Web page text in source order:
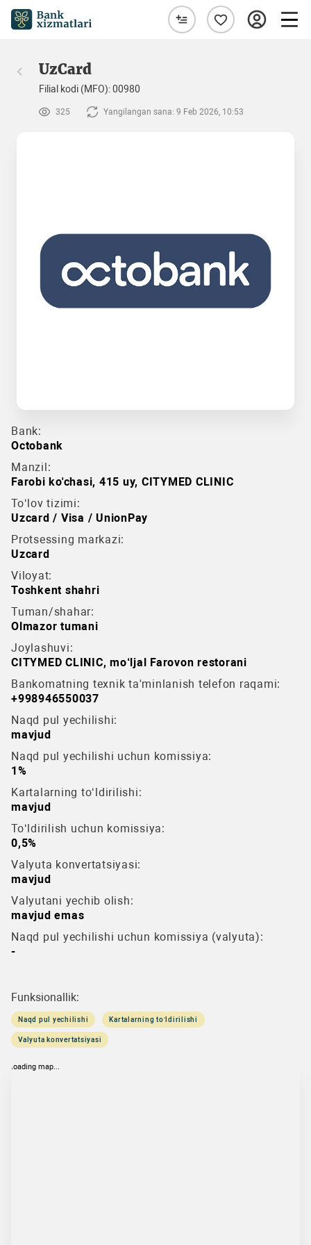
UzCard
Filial kodi (MFO): 00980
325 Yangilangan sana: 9 Feb 2026, 10:53
Bank:
Octobank
Manzil:
Farobi ko'chasi, 415 uy, CITYMED CLINIC
To‘lov tizimi:
Uzcard / Visa / UnionPay
Protsessing markazi:
Uzcard
Viloyat:
Toshkent shahri
Tuman/shahar:
Olmazor tumani
Joylashuvi:
CITYMED CLINIC, mo‘ljal Farovon restorani
Bankomatning texnik ta'minlanish telefon raqami:
+998946550037
Naqd pul yechilishi:
mavjud
Naqd pul yechilishi uchun komissiya:
1%
Kartalarning to‘ldirilishi:
mavjud
To‘ldirilish uchun komissiya:
0,5%
Valyuta konvertatsiyasi:
mavjud
Valyutani yechib olish:
mavjud emas
Naqd pul yechilishi uchun komissiya (valyuta):
-
Funksionallik:
Naqd pul yechilishi Kartalarning to‘ldirilishi
Valyuta konvertatsiyasi
loading map...